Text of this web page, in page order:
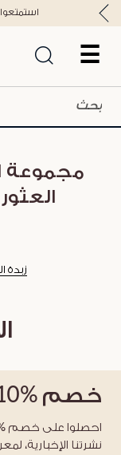
☰
مجموعة
زبدة
خصم %10
نشرتنا الإخبارية،